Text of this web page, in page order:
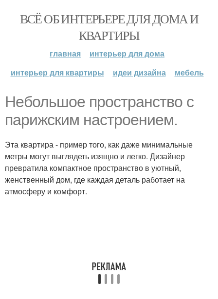
ВСЁ ОБ ИНТЕРЬЕРЕ ДЛЯ ДОМА И
КВАРТИРЫ
главная
интерьер для дома
интерьер для квартиры
идеи дизайна мебель
Небольшое пространство с
парижским настроением.
Эта квартира - пример того, как даже минимальные
метры могут выглядеть изящно и легко. Дизайнер
превратила компактное пространство в уютный,
женственный дом, где каждая деталь работает на
атмосферу и комфорт.